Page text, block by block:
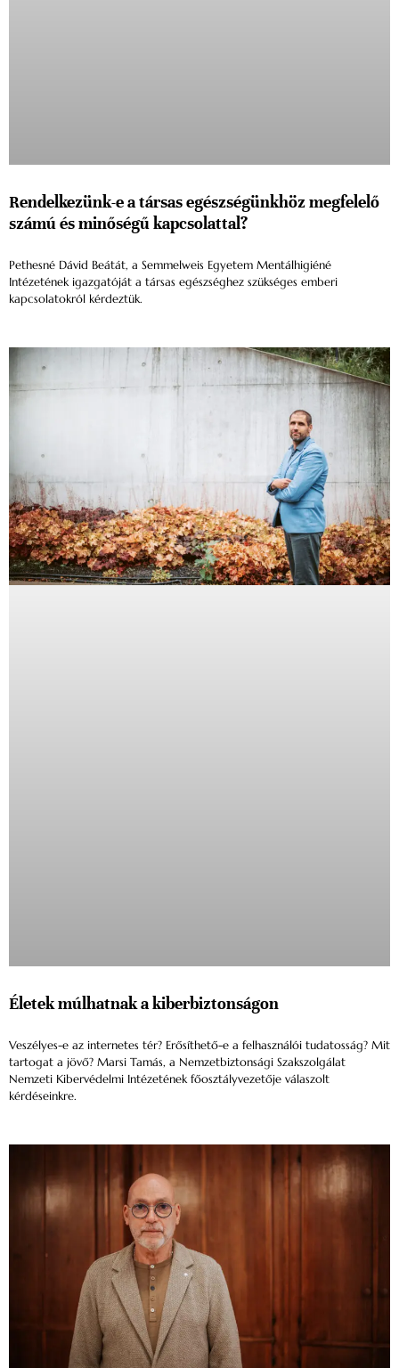
Rendelkezünk-e a társas egészségünkhöz megfelelő
számú és minőségű kapcsolattal?
Pethesné Dávid Beátát, a Semmelweis Egyetem Mentálhigiéné
Intézetének igazgatóját a társas egészséghez szükséges emberi
kapcsolatokról kérdeztük.
Életek múlhatnak a kiberbiztonságon
Veszélyes-e az internetes tér? Erősíthető-e a felhasználói tudatosság? Mit
tartogat a jövő? Marsi Tamás, a Nemzetbiztonsági Szakszolgálat
Nemzeti Kibervédelmi Intézetének főosztályvezetője válaszolt
kérdéseinkre.